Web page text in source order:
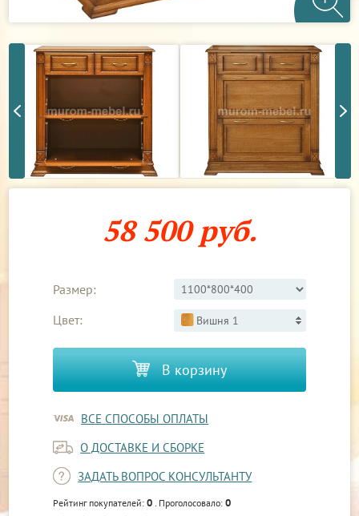
58 500 руб.
Размер:
Цвет:
Вишня 1
В корзину
ВСЕ СПОСОБЫ ОПЛАТЫ
О ДОСТАВКЕ И СБОРКЕ
ЗАДАТЬ ВОПРОС КОНСУЛЬТАНТУ
Рейтинг покупателей:0 . Проголосовало:0